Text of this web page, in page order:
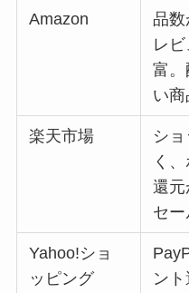
Amazon
品数
レ
富
い
楽天市場
シ
く
還元
セ
Yahoo!ショ
ッピング
ン